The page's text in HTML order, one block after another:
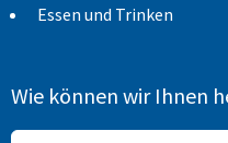
Essen und Trinken
Wie können wir Ihnen